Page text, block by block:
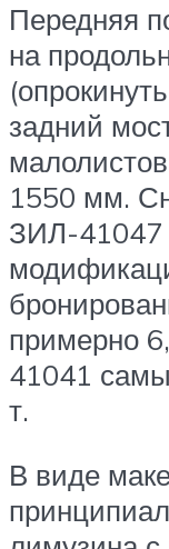
Передняя
на
задний
1550 мм.
ЗИЛ-41047
примерно
41041
т.
В виде